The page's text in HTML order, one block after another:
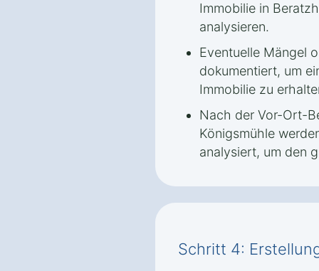
Immobilie in
analysieren.
Eventuelle Mängel
dokumentiert, um
Immobilie zu
Nach der Vor-Ort-
Königsmühle
analysiert, um den
Schritt 4: